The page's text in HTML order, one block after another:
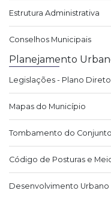
Estrutura Administrativa
Conselhos Municipais
Planejamento
Legislações - Plano
Mapas do Município
Tombamento do
Código de Posturas e
Desenvolvimento Urbano